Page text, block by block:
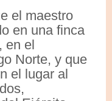
el maestro
en una finca
en el
Norte, y que
el lugar al